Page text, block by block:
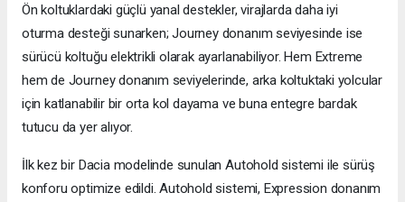
Ön koltuklardaki güçlü yanal destekler, virajlarda daha iyi
oturma desteği sunarken; Journey donanım seviyesinde ise
sürücü koltuğu elektrikli olarak ayarlanabiliyor. Hem Extreme
hem de Journey donanım seviyelerinde, arka koltuktaki yolcular
için katlanabilir bir orta kol dayama ve buna entegre bardak
tutucu da yer alıyor.
İlk kez bir Dacia modelinde sunulan Autohold sistemi ile sürüş
konforu optimize edildi. Autohold sistemi, Expression donanım